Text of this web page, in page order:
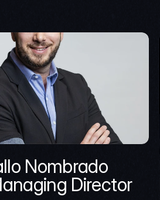
Nombrado
Director